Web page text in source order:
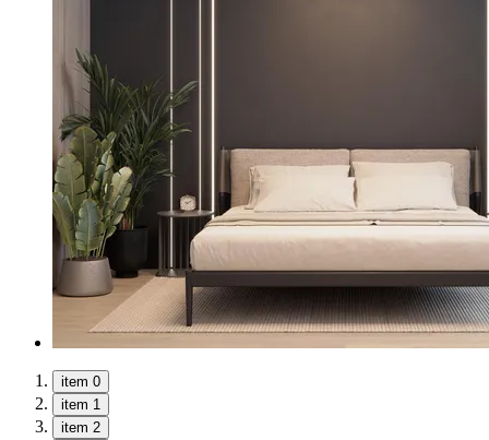
item 0
item 1
item 2